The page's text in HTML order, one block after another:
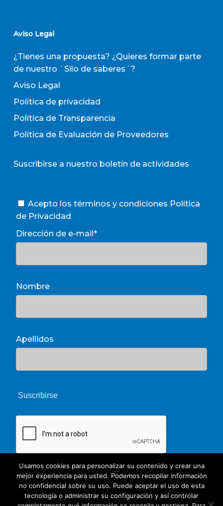
Aviso Legal
¿Tienes una propuesta? ¿Quieres formar parte
de nuestro `Silo de saberes´?
Aviso Legal
Política de privacidad
Política de Transparencia
Política de Evaluación de Proveedores
Suscribirse a nuestro boletín de actividades
Acepto los términos y condiciones Política
de Privacidad
Dirección de e-mail*
Nombre
Apellidos
Usamos cookies para personalizar su contenido y crear una
mejor experiencia para usted. Podemos recopilar información
no confidencial sobre su uso. Puede aceptar el uso de esta
tecnología o administrar su configuración y así controlar